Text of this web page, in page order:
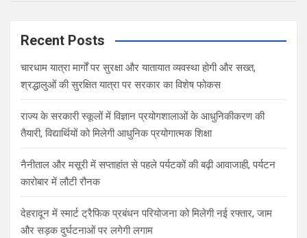
a
c
Recent Posts
चारधाम यात्रा मार्गों पर सुरक्षा और यातायात व्यवस्था होगी और सख्त,
श्रद्धालुओं की सुरक्षित यात्रा पर सरकार का विशेष फोकस
राज्य के सरकारी स्कूलों में विज्ञान प्रयोगशालाओं के आधुनिकीकरण की
तैयारी, विद्यार्थियों को मिलेगी आधुनिक प्रयोगात्मक शिक्षा
नैनीताल और मसूरी में सप्ताहांत से पहले पर्यटकों की बढ़ी आवाजाही, पर्यटन
कारोबार में लौटी रौनक
देहरादून में स्मार्ट ट्रैफिक प्रबंधन परियोजना को मिलेगी नई रफ्तार, जाम
और सड़क दुर्घटनाओं पर लगेगी लगाम